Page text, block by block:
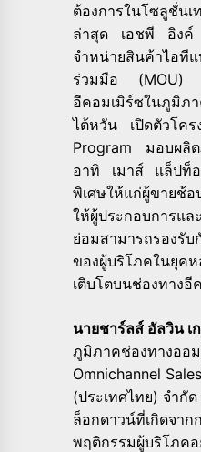
ต้องการในโซลูชั่น
ล่าสุด เอชพี อิงค์
จำหน่ายสินค้าไอที
ร่วมมือ (MOU)
อีคอมเมิร์ซในภูมิภา
ไต้หวัน เปิดตัวโค
Program มอบผ
อาทิ เมาส์ แล็ปท็
พิเศษให้แก่ผู้ขายช้
ให้ผู้ประกอบการแ
ย่อมสามารถรองรั
ของผู้บริโภคในยุค
เติบโตบนช่องทางอี
นายชาร์ลส์ อัลวิน เ
ภูมิภาคช่องทางออ
Omnichannel
(ประเทศไทย) จำกั
ล็อกดาวน์ที่เกิดจาก
พฤติกรรมผู้บริโภค